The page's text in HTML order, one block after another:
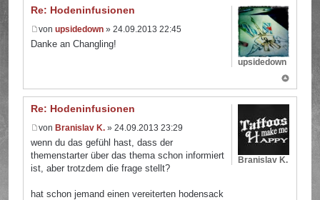
Re: Hodeninfusionen
vonupsidedown » 24.09.2013 22:45
Danke an Changling!
upsidedown
Re: Hodeninfusionen
vonBranislav K. » 24.09.2013 23:29
wenn du das gefühl hast, dass der
themenstarter über das thema schon informiert
ist, aber trotzdem die frage stellt?
hat schon jemand einen vereiterten hodensack
Branislav K.